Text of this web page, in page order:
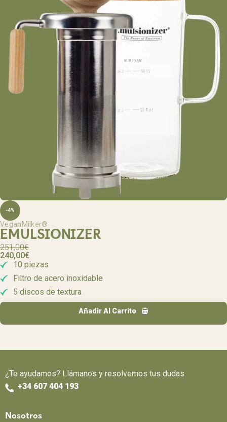
-4%
VeganMilker®
EMULSIONIZER
251,00€
240,00€
10 piezas
Filtro de acero inoxidable
5 discos de textura
Añadir Al Carrito
¿Te ayudamos? Llámanos y resolvemos tus dudas
+34 607 404 193
Nosotros